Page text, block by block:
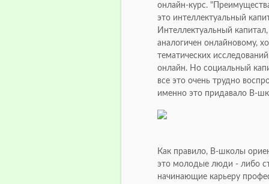
онлайн-курс.
это интеллектуальный
Интеллектуальный
аналогичен онлайновому,
тематических
онлайн. Но социальный
все это очень трудно
именно это придавало B-
Как правило, B-школы
это молодые люди - либо
начинающие карьеру